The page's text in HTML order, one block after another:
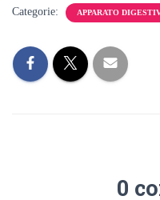
Categorie: APPARATO
0